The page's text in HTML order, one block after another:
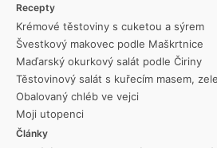
Recepty
Krémové těstoviny s cuketou a sýrem
Švestkový makovec podle Maškrtnice
Maďarský okurkový salát podle Čiriny
Těstovinový salát s kuřecím masem,
Obalovaný chléb ve vejci
Moji utopenci
Články